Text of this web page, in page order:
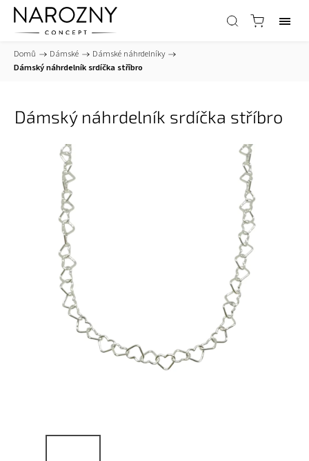
Domů / Dámské / Dámské náhrdelníky /
Dámský náhrdelník srdíčka stříbro
Dámský náhrdelník srdíčka stříbro